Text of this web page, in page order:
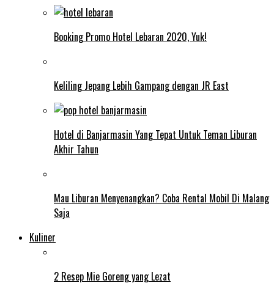
Booking Promo Hotel Lebaran 2020, Yuk!
Keliling Jepang Lebih Gampang dengan JR East
Hotel di Banjarmasin Yang Tepat Untuk Teman Liburan
Akhir Tahun
Mau Liburan Menyenangkan? Coba Rental Mobil Di Malang
Saja
Kuliner
2 Resep Mie Goreng yang Lezat